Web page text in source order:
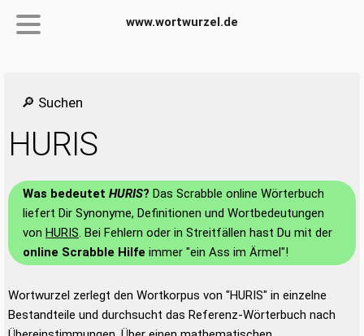
www.wortwurzel.de
🔎 Suchen
HURIS
Was bedeutet HURIS? Das Scrabble online Wörterbuch
liefert Dir Synonyme, Definitionen und Wortbedeutungen
von HURIS. Bei Fehlern oder in Streitfällen hast Du mit der
online Scrabble Hilfe immer "ein Ass im Ärmel"!
Wortwurzel zerlegt den Wortkorpus von "HURIS" in einzelne
Bestandteile und durchsucht das Referenz-Wörterbuch nach